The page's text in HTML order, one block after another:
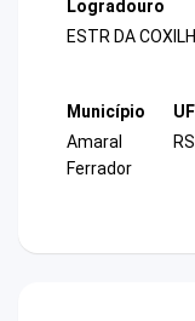
Logradouro
ESTR DA
Município
Amaral
Ferrador
UF
RS